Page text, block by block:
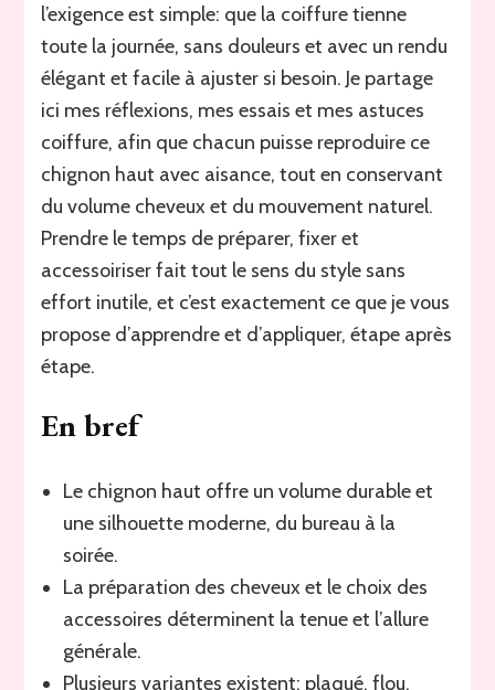
l’exigence est simple: que la coiffure tienne
toute la journée, sans douleurs et avec un rendu
élégant et facile à ajuster si besoin. Je partage
ici mes réflexions, mes essais et mes astuces
coiffure, afin que chacun puisse reproduire ce
chignon haut avec aisance, tout en conservant
du volume cheveux et du mouvement naturel.
Prendre le temps de préparer, fixer et
accessoiriser fait tout le sens du style sans
effort inutile, et c’est exactement ce que je vous
propose d’apprendre et d’appliquer, étape après
étape.
En bref
Le chignon haut offre un volume durable et
une silhouette moderne, du bureau à la
soirée.
La préparation des cheveux et le choix des
accessoires déterminent la tenue et l’allure
générale.
Plusieurs variantes existent: plaqué, flou,